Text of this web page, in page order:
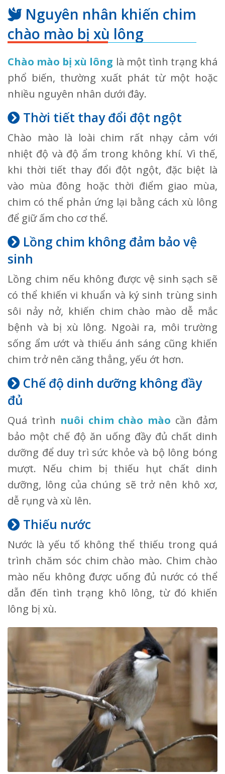
Nguyên nhân khiến chim
chào mào bị xù lông
Chào mào bị xù lông là một tình trạng khá
phổ biến, thường xuất phát từ một hoặc
nhiều nguyên nhân dưới đây.
Thời tiết thay đổi đột ngột
Chào mào là loài chim rất nhạy cảm với
nhiệt độ và độ ẩm trong không khí. Vì thế,
khi thời tiết thay đổi đột ngột, đặc biệt là
vào mùa đông hoặc thời điểm giao mùa,
chim có thể phản ứng lại bằng cách xù lông
để giữ ấm cho cơ thể.
Lồng chim không đảm bảo vệ
sinh
Lồng chim nếu không được vệ sinh sạch sẽ
có thể khiến vi khuẩn và ký sinh trùng sinh
sôi nảy nở, khiến chim chào mào dễ mắc
bệnh và bị xù lông. Ngoài ra, môi trường
sống ẩm ướt và thiếu ánh sáng cũng khiến
chim trở nên căng thẳng, yếu ớt hơn.
Chế độ dinh dưỡng không đầy
đủ
Quá trình nuôi chim chào mào cần đảm
bảo một chế độ ăn uống đầy đủ chất dinh
dưỡng để duy trì sức khỏe và bộ lông bóng
mượt. Nếu chim bị thiếu hụt chất dinh
dưỡng, lông của chúng sẽ trở nên khô xơ,
dễ rụng và xù lên.
Thiếu nước
Nước là yếu tố không thể thiếu trong quá
trình chăm sóc chim chào mào. Chim chào
mào nếu không được uống đủ nước có thể
dẫn đến tình trạng khô lông, từ đó khiến
lông bị xù.